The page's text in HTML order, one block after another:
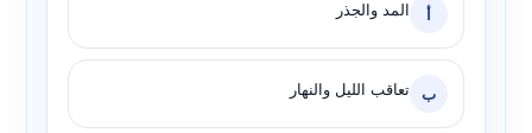
أ المد والجذر
ب تعاقب الليل والنهار